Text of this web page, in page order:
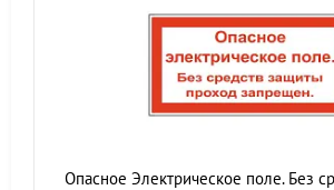
Опасное Электрическое поле. Без